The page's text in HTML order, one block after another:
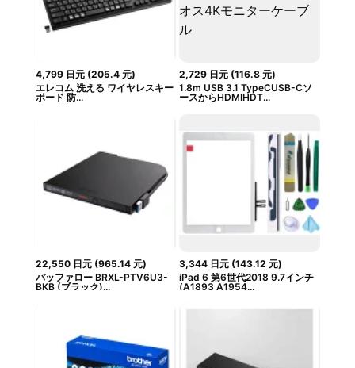
4,799 日元(205.4 元)
エレコム 洗える ワイヤレスキー
ボード 防...
2,729 日元 (116.8 元)
1.8m USB 3.1 TypeCUSB-Cソ
ースからHDMIHDT...
22,550 日元(965.14 元)
バッファロー BRXL-PTV6U3-
BKB (ブラック)...
3,344 日元 (143.12 元)
iPad 6 第6世代2018 9.7インチ
(A1893 A1954...